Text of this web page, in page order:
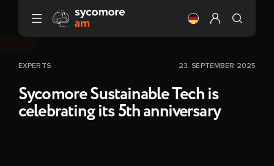
Gehen Sie zu Inhalt
Ändere dieMein Profil
EXPERTS 23. SEPTEMBER 2025
Sycomore Sustainable Tech is
celebrating its 5th anniversary